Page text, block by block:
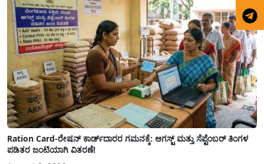
Ration Card-ರೇಷನ್ ಕಾರ್ಡ್‍ದಾರರ ಗಮನಕ್ಕೆ: ಆಗಸ್ಟ್ ಮತ್ತು ಸೆಪ್ಟೆಂಬರ್ ತಿಂಗಳ
ಪಡಿತರ ಜಂಟಿಯಾಗಿ ವಿತರಣೆ!